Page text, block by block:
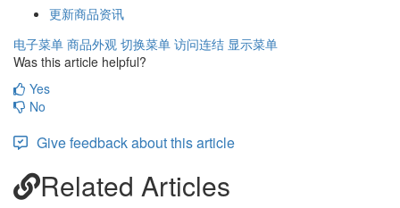
更新商品资讯
电子菜单 商品外观 切换菜单 访问连结 显示菜单
Was this article helpful?
Yes
No
Give feedback about this article
Related Articles